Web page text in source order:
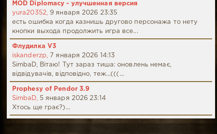
MOD Diplomacy - улучшенная версия
yura20352,
9 января 2026 23:35
есть ошибка когда казнишь другово персонажа то нету
кнопки выхода продолжить игра все...
Флудилка V3
iskanderzp,
7 января 2026 14:13
SimbaD, Вітаю! Тут зараз тиша: оновлень немає,
відвідувачів, відповідно, теж...(((...
Prophesy of Pendor 3.9
SimbaD,
5 января 2026 23:14
Хтось ще грає?)...